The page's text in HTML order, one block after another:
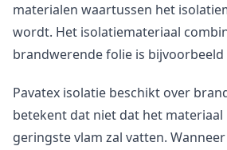
materialen waartussen het
wordt. Het isolatiemateriaal
brandwerende folie is bijvoorbeeld
Pavatex isolatie beschikt over
betekent dat niet dat het
geringste vlam zal vatten.